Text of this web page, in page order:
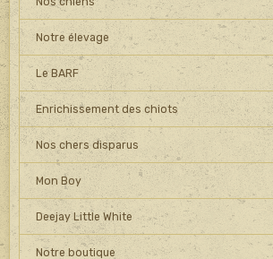
Notre élevage
Le BARF
Enrichissement des chiots
Nos chers disparus
Mon Boy
Deejay Little White
Notre boutique